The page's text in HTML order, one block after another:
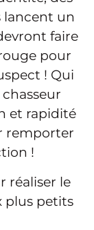
lancent un
faire
pour
! Qui
et rapidité
remporter
!
réaliser le
plus petits